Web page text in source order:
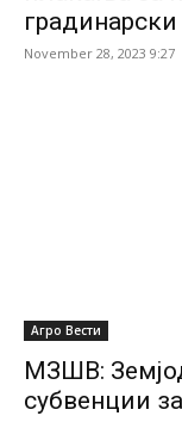
November 28, 2023 9:27
Агро Вести
МЗШВ:
субвенции